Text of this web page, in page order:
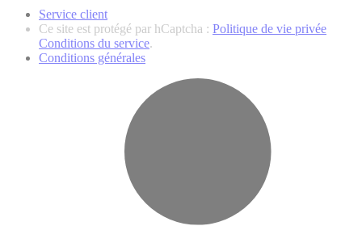
Service client
Ce site est protégé par hCaptcha : Politique de vie privée
Conditions du service.
Conditions générales